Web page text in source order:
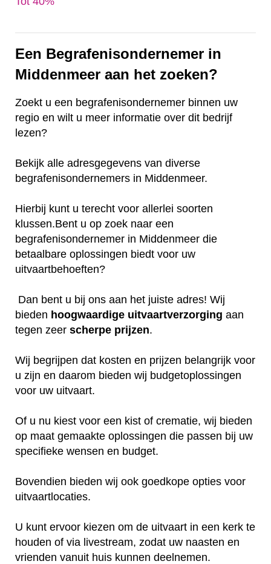
Een Begrafenisondernemer in
Middenmeer aan het zoeken?
Zoekt u een begrafenisondernemer binnen uw
regio en wilt u meer informatie over dit bedrijf
lezen?
Bekijk alle adresgegevens van diverse
begrafenisondernemers in Middenmeer.
Hierbij kunt u terecht voor allerlei soorten
klussen.Bent u op zoek naar een
begrafenisondernemer in Middenmeer die
betaalbare oplossingen biedt voor uw
uitvaartbehoeften?
Dan bent u bij ons aan het juiste adres! Wij
bieden hoogwaardige uitvaartverzorging aan
tegen zeer scherpe prijzen.
Wij begrijpen dat kosten en prijzen belangrijk voor
u zijn en daarom bieden wij budgetoplossingen
voor uw uitvaart.
Of u nu kiest voor een kist of crematie, wij bieden
op maat gemaakte oplossingen die passen bij uw
specifieke wensen en budget.
Bovendien bieden wij ook goedkope opties voor
uitvaartlocaties.
U kunt ervoor kiezen om de uitvaart in een kerk te
houden of via livestream, zodat uw naasten en
vrienden vanuit huis kunnen deelnemen.